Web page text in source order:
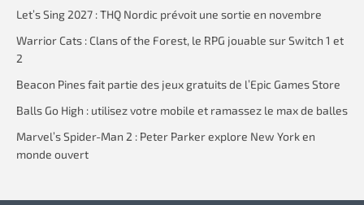
Let’s Sing 2027 : THQ Nordic prévoit une sortie en novembre
Warrior Cats : Clans of the Forest, le RPG jouable sur Switch 1 et
2
Beacon Pines fait partie des jeux gratuits de l’Epic Games Store
Balls Go High : utilisez votre mobile et ramassez le max de balles
Marvel’s Spider-Man 2 : Peter Parker explore New York en
monde ouvert